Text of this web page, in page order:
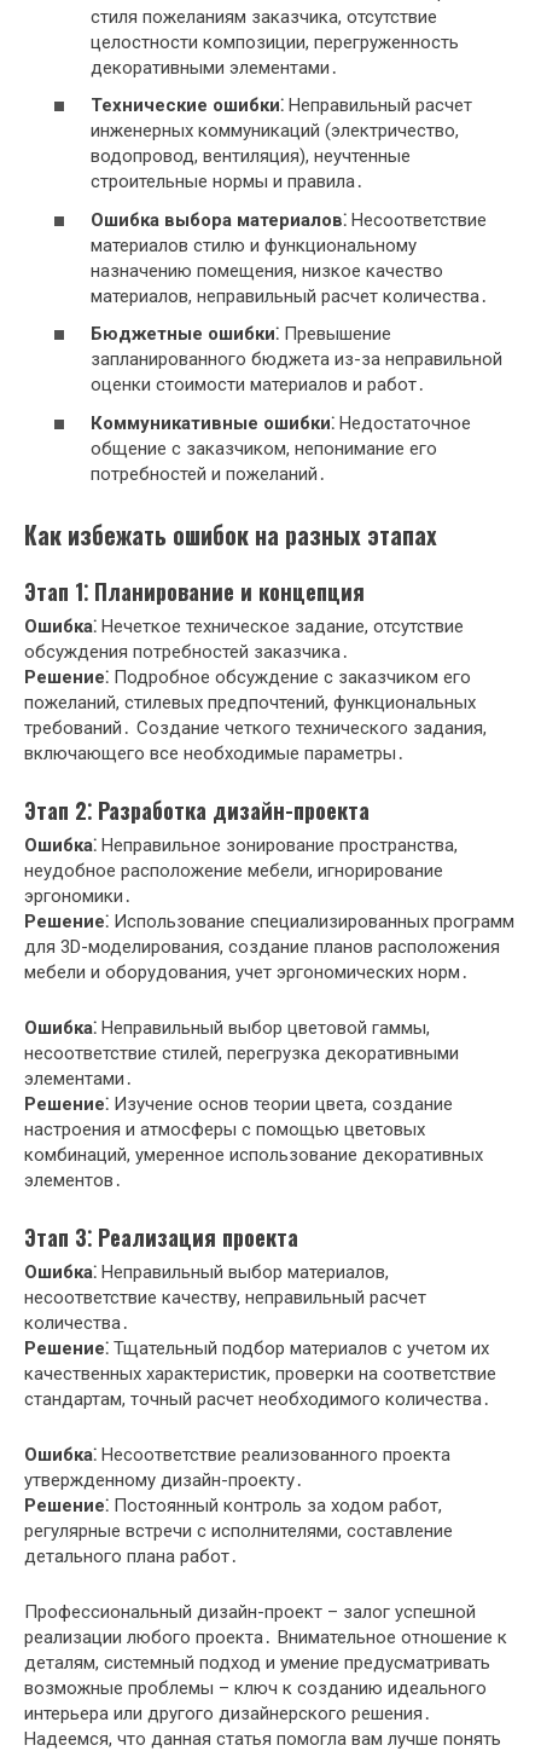
стиля пожеланиям заказчика, отсутствие
целостности композиции, перегруженность
декоративными элементами․
Технические ошибки⁚ Неправильный расчет
инженерных коммуникаций (электричество,
водопровод, вентиляция), неучтенные
строительные нормы и правила․
Ошибка выбора материалов⁚ Несоответствие
материалов стилю и функциональному
назначению помещения, низкое качество
материалов, неправильный расчет количества․
Бюджетные ошибки⁚ Превышение
запланированного бюджета из-за неправильной
оценки стоимости материалов и работ․
Коммуникативные ошибки⁚ Недостаточное
общение с заказчиком, непонимание его
потребностей и пожеланий․
Как избежать ошибок на разных этапах
Этап 1⁚ Планирование и концепция
Ошибка⁚ Нечеткое техническое задание, отсутствие
обсуждения потребностей заказчика․
Решение⁚ Подробное обсуждение с заказчиком его
пожеланий, стилевых предпочтений, функциональных
требований․ Создание четкого технического задания,
включающего все необходимые параметры․
Этап 2⁚ Разработка дизайн-проекта
Ошибка⁚ Неправильное зонирование пространства,
неудобное расположение мебели, игнорирование
эргономики․
Решение⁚ Использование специализированных программ
для 3D-моделирования, создание планов расположения
мебели и оборудования, учет эргономических норм․
Ошибка⁚ Неправильный выбор цветовой гаммы,
несоответствие стилей, перегрузка декоративными
элементами․
Решение⁚ Изучение основ теории цвета, создание
настроения и атмосферы с помощью цветовых
комбинаций, умеренное использование декоративных
элементов․
Этап 3⁚ Реализация проекта
Ошибка⁚ Неправильный выбор материалов,
несоответствие качеству, неправильный расчет
количества․
Решение⁚ Тщательный подбор материалов с учетом их
качественных характеристик, проверки на соответствие
стандартам, точный расчет необходимого количества․
Ошибка⁚ Несоответствие реализованного проекта
утвержденному дизайн-проекту․
Решение⁚ Постоянный контроль за ходом работ,
регулярные встречи с исполнителями, составление
детального плана работ․
Профессиональный дизайн-проект – залог успешной
реализации любого проекта․ Внимательное отношение к
деталям, системный подход и умение предусматривать
возможные проблемы – ключ к созданию идеального
интерьера или другого дизайнерского решения․
Надеемся, что данная статья помогла вам лучше понять